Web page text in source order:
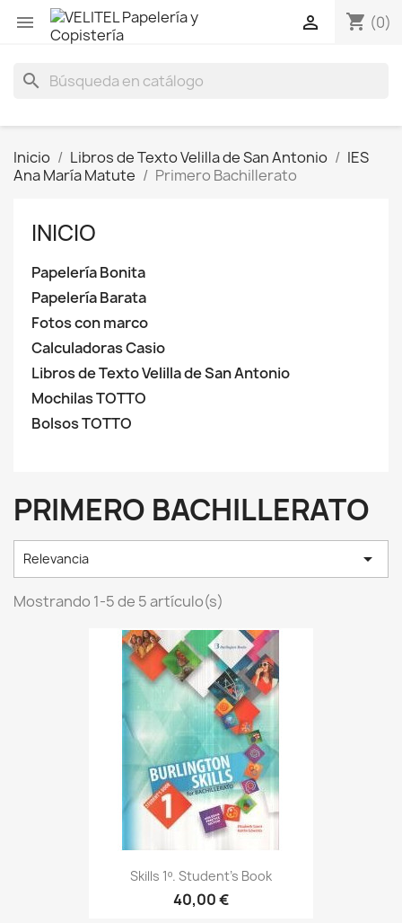
 shopping_cart (0)

search
Inicio Libros de Texto Velilla de San Antonio
IES
Ana María Matute
Primero Bachillerato
INICIO
Papelería Bonita
Papelería Barata
Fotos con marco
Calculadoras Casio
Libros de Texto Velilla de San Antonio
Mochilas TOTTO
Bolsos TOTTO
PRIMERO BACHILLERATO
Relevancia 
Mostrando 1-5 de 5 artículo(s)
Skills 1º. Student's Book
40,00 €